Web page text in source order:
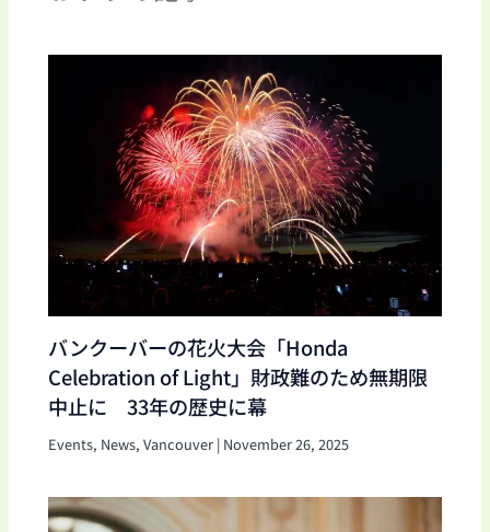
バンクーバーの花火大会「Honda
Celebration of Light」財政難のため無期限
中止に 33年の歴史に幕
Events, News,Vancouver | November 26, 2025